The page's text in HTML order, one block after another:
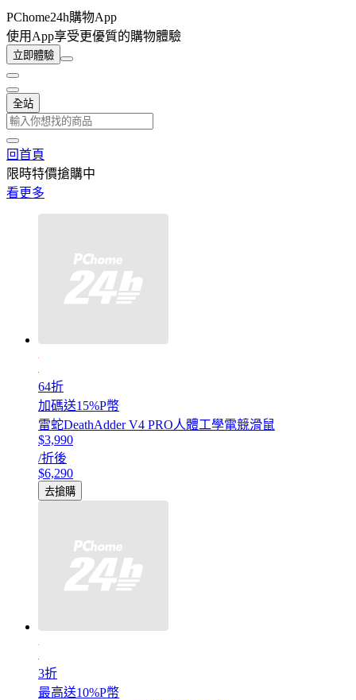
PChome24h購物App
使用App享受更優質的購物體驗
立即體驗
全站
回首頁
限時特價搶購中
看更多
64折
加碼送15%P幣
雷蛇DeathAdder V4 PRO人體工學電競滑鼠
$3,990
/折後
$6,290
去搶購
3折
最高送10%P幣